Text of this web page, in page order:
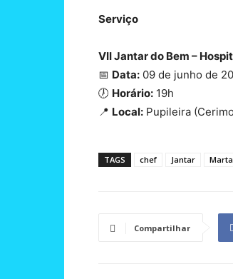
Serviço
VII Jantar do Bem –
📅 Data: 09 de junho de
🕖 Horário: 19h
📍 Local: Pupileira
TAGS chef Jantar
Compartilhar